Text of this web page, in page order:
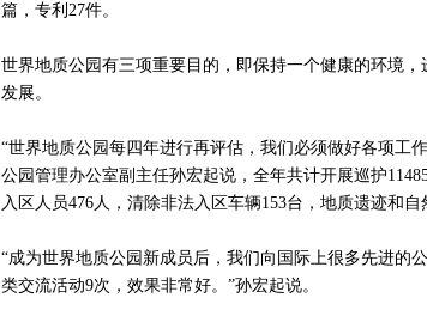
篇，专利27件。
世界地质公园有三项重要目的，即保持一个健康的环境
发展。
“世界地质公园每四年进行再评估，我们必须做好各项工
公园管理办公室副主任孙宏起说，全年共计开展巡护
入区人员476人，清除非法入区车辆153台，地质遗迹和自
“成为世界地质公园新成员后，我们向国际上很多先进的
类交流活动9次，效果非常好。”孙宏起说。